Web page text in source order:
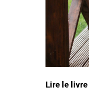
Lire le livre